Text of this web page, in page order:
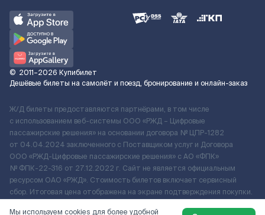
© 2011–2026 Купибилет
Дешёвые билеты на самолёт и поезд, бронирование и онлайн-заказ
Ж/Д билеты предоставляются партнёрами, в том числе
с использованием веб-системы ООО «РЖД – Цифровые
пассажирские решения» на основании договора № ЦПР-1282
от 04.04.2024 заключенного с Поставщиком услуг и Договора
ООО «РЖД-Цифровые пассажирские решения» c АО «ФПК»
№ ФПК-22-316 от 27.12.2022 г. Сайт не является официальным
ресурсом ОАО «РЖД». Стоимость билетов включает сервисный
сбор. Итоговая цена отображена на экране подтверждения покупки.
Мы используем cookies для более удобной